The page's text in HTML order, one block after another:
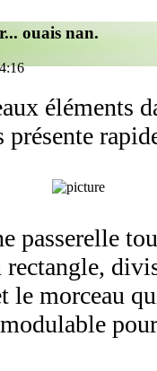
ouais nan.
éléments
passerelle
le morceau